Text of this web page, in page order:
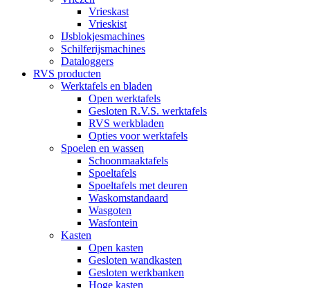
Vrieskast
Vrieskist
IJsblokjesmachines
Schilferijsmachines
Dataloggers
RVS producten
Werktafels en bladen
Open werktafels
Gesloten R.V.S. werktafels
RVS werkbladen
Opties voor werktafels
Spoelen en wassen
Schoonmaaktafels
Spoeltafels
Spoeltafels met deuren
Waskomstandaard
Wasgoten
Wasfontein
Kasten
Open kasten
Gesloten wandkasten
Gesloten werkbanken
Hoge kasten